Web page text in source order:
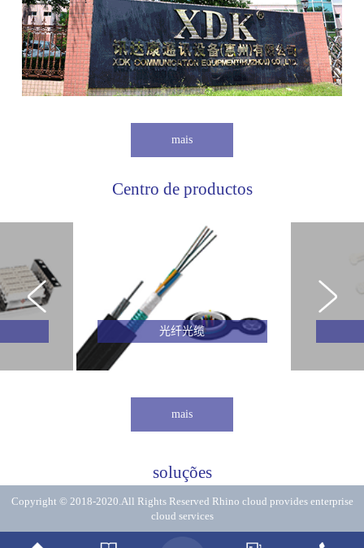
mais
Centro de productos
光纤光缆
mais
soluções
Copyright © 2018-2020.All Rights Reserved Rhino cloud provides enterprise
cloud services